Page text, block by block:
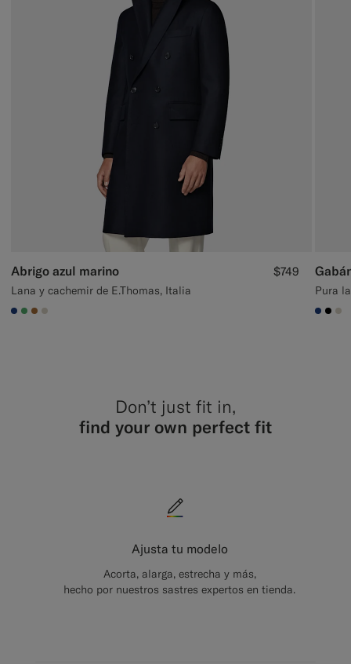
Abrigo azul marino
Lana y cachemir de E.Thomas, Italia
$749
#1C3D7A
#50AA6A
#A56C36
#D7D1C3
Pura
Don’t just fit in,
find your own perfect fit
Ajusta tu modelo
Acorta, alarga, estrecha y más,
hecho por nuestros sastres expertos en tienda.